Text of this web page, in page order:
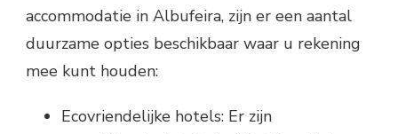
accommodatie in Albufeira, zijn er een aantal
duurzame opties beschikbaar waar u rekening
mee kunt houden:
Ecovriendelijke hotels: Er zijn